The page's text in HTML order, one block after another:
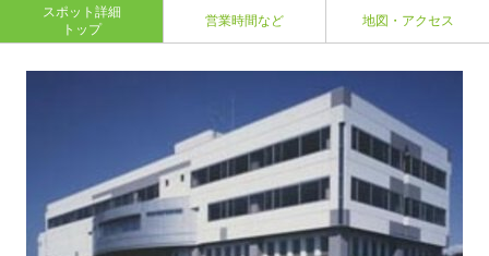
スポット詳細
トップ
営業時間など 地図・アクセス